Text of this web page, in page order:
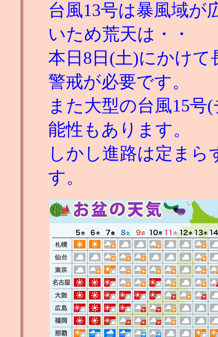
台風13号は暴風域が
いため荒天は・・
本日8日(土)にかけ
警戒が必要です。
また大型の台風15
能性もあります。
しかし進路は定ま
す。